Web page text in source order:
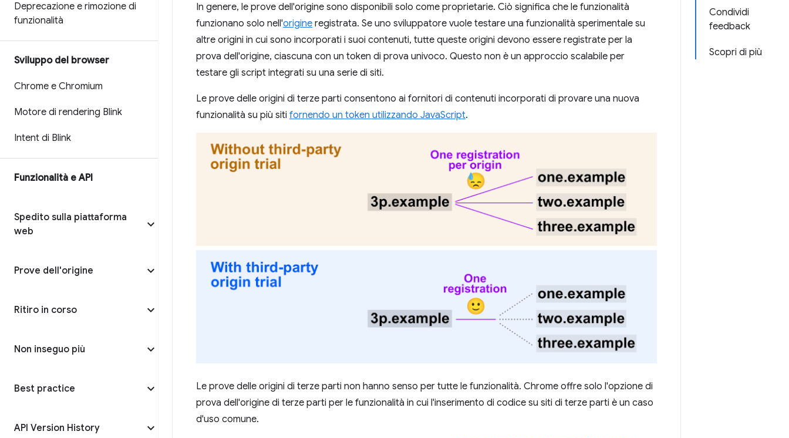
Deprecazione e rimozione di
funzionalità
Sviluppo del browser
Chrome e Chromium
Motore di rendering Blink
Intent di Blink
Funzionalità e API
Spedito sulla piattaforma
web
Prove dell'origine
Ritiro in corso
Non inseguo più
Best practice
API Version History
Condividi
feedback
Scopri di più
In genere, le prove dell'origine sono disponibili solo come proprietarie. Ciò significa che le funzionalità
funzionano solo nell'origine registrata. Se uno sviluppatore vuole testare una funzionalità sperimentale su
altre origini in cui sono incorporati i suoi contenuti, tutte queste origini devono essere registrate per la
prova dell'origine, ciascuna con un token di prova univoco. Questo non è un approccio scalabile per
testare gli script integrati su una serie di siti.
Le prove delle origini di terze parti consentono ai fornitori di contenuti incorporati di provare una nuova
funzionalità su più siti fornendo un token utilizzando JavaScript.
Le prove delle origini di terze parti non hanno senso per tutte le funzionalità. Chrome offre solo l'opzione di
prova dell'origine di terze parti per le funzionalità in cui l'inserimento di codice su siti di terze parti è un caso
d'uso comune.